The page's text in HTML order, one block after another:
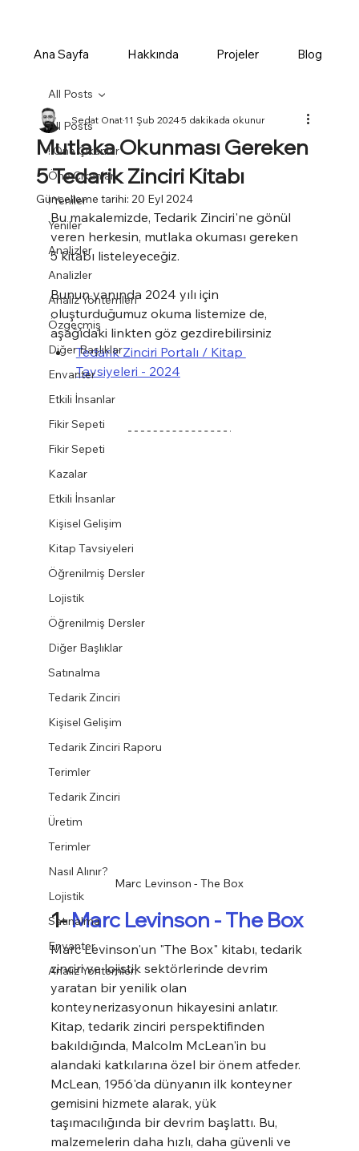
Ana Sayfa Hakkında Projeler Blog
All Posts
! Öne Çıkanlar
Öne Çıkanlar
! Yeniler
Yeniler
Analizler
Analizler
Analiz Yöntemleri
Özgeçmiş
Diğer Başlıklar
Envanter
Etkili İnsanlar
Fikir Sepeti
Fikir Sepeti
Kazalar
Etkili İnsanlar
Kişisel Gelişim
Kitap Tavsiyeleri
Öğrenilmiş Dersler
Lojistik
Öğrenilmiş Dersler
Diğer Başlıklar
Satınalma
Tedarik Zinciri
Kişisel Gelişim
Tedarik Zinciri Raporu
Terimler
Tedarik Zinciri
Üretim
Terimler
Nasıl Alınır?
Lojistik
Satınalma
Envanter
Analiz Yöntemleri
All Posts
Mutlaka Okunması Gereken
5 Tedarik Zinciri Kitabı
Sedat Onat11 Şub 20245 dakikada okunur
Güncelleme tarihi: 20 Eyl 2024
Bu makalemizde, Tedarik Zinciri'ne gönül
veren herkesin, mutlaka okuması gereken
5 kitabı listeleyeceğiz.
Bunun yanında 2024 yılı için
oluşturduğumuz okuma listemize de,
aşağıdaki linkten göz gezdirebilirsiniz
Tedarik Zinciri Portalı / Kitap
Tavsiyeleri - 2024
Marc Levinson - The Box
1- Marc Levinson - The Box
Marc Levinson'un "The Box" kitabı, tedarik
zinciri ve lojistik sektörlerinde devrim
yaratan bir yenilik olan
konteynerizasyonun hikayesini anlatır.
Kitap, tedarik zinciri perspektifinden
bakıldığında, Malcolm McLean'in bu
alandaki katkılarına özel bir önem atfeder.
McLean, 1956'da dünyanın ilk konteyner
gemisini hizmete alarak, yük
taşımacılığında bir devrim başlattı. Bu,
malzemelerin daha hızlı, daha güvenli ve